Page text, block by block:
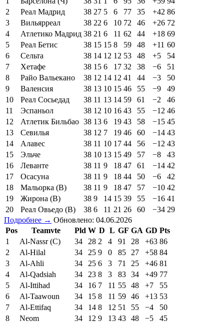
2
Реал Мадрид 38 27 5 6 77 35 +42 86
3
Вильярреал 38 22 6 10 72 46 +26 72
4
Атлетико Мадрид 38 21 6 11 62 44 +18 69
5
Реал Бетис 38 15 15 8 59 48 +11 60
6
Сельта 38 14 12 12 53 48 +5
54
7
Хетафе 38 15 6 17 32 38 −6
51
8
Райо Вальекано 38 12 14 12 41 44 −3
50
9
Валенсия 38 13 10 15 46 55 −9
49
10
Реал Сосьедад 38 11 13 14 59 61 −2
46
11
Эспаньол 38 12 10 16 43 55 −12 46
12
Атлетик Бильбао 38 13 6 19 43 58 −15 45
13
Севилья 38 12 7 19 46 60 −14 43
14
Алавес 38 11 10 17 44 56 −12 43
15
Эльче 38 10 13 15 49 57 −8
43
16
Леванте 38 11 9 18 47 61 −14 42
17
Осасуна 38 11 9 18 44 50 −6
42
18
Мальорка (В) 38 11 9 18 47 57 −10 42
19
Жирона (В) 38 9 14 15 39 55 −16 41
20
Реал Овьедо (В) 38 6 11 21 26 60 −34 29
Подробнее → Обновлено: 04.06.2026
Pos
Teamvte Pld W D L GF GA GD Pts
1
Al-Nassr (C) 34 28 2 4 91 28 +63 86
2
Al-Hilal 34 25 9 0 85 27 +58 84
3
Al-Ahli 34 25 6 3 71 25 +46 81
4
Al-Qadsiah 34 23 8 3 83 34 +49 77
5
Al-Ittihad 34 16 7 11 55 48 +7
55
6
Al-Taawoun 34 15 8 11 59 46 +13 53
7
Al-Ettifaq 34 14 8 12 51 55 −4
50
8
Neom 34 12 9 13 43 48 −5
45